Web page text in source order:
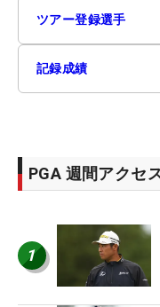
ツアー登録選手
記録成績
PGA 週間アクセ
1